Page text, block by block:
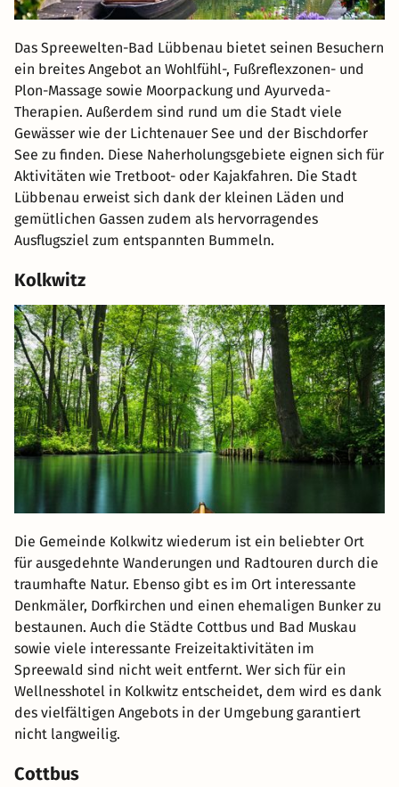
Das Spreewelten-Bad Lübbenau bietet seinen Besuchern
ein breites Angebot an Wohlfühl-, Fußreflexzonen- und
Plon-Massage sowie Moorpackung und Ayurveda-
Therapien. Außerdem sind rund um die Stadt viele
Gewässer wie der Lichtenauer See und der Bischdorfer
See zu finden. Diese Naherholungsgebiete eignen sich für
Aktivitäten wie Tretboot- oder Kajakfahren. Die Stadt
Lübbenau erweist sich dank der kleinen Läden und
gemütlichen Gassen zudem als hervorragendes
Ausflugsziel zum entspannten Bummeln.
Kolkwitz
Die Gemeinde Kolkwitz wiederum ist ein beliebter Ort
für ausgedehnte Wanderungen und Radtouren durch die
traumhafte Natur. Ebenso gibt es im Ort interessante
Denkmäler, Dorfkirchen und einen ehemaligen Bunker zu
bestaunen. Auch die Städte Cottbus und Bad Muskau
sowie viele interessante Freizeitaktivitäten im
Spreewald sind nicht weit entfernt. Wer sich für ein
Wellnesshotel in Kolkwitz entscheidet, dem wird es dank
des vielfältigen Angebots in der Umgebung garantiert
nicht langweilig.
Cottbus